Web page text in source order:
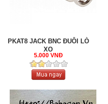
PKAT8 JACK BNC ĐUÔI LÒ
XO
5.000 VNĐ